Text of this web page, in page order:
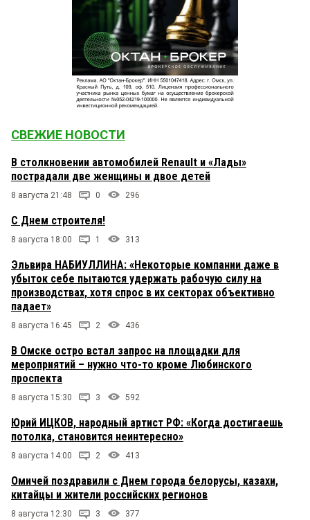
СВЕЖИЕ НОВОСТИ
В столкновении автомобилей Renault и «Лады»
пострадали две женщины и двое детей
8 августа 21:48 0 296
С Днем строителя!
8 августа 18:00 1 313
Эльвира НАБИУЛЛИНА: «Некоторые компании даже в
убыток себе пытаются удержать рабочую силу на
производствах, хотя спрос в их секторах объективно
падает»
8 августа 16:45 2 436
В Омске остро встал запрос на площадки для
мероприятий – нужно что-то кроме Любинского
проспекта
8 августа 15:30 3 592
Юрий ИЦКОВ, народный артист РФ: «Когда достигаешь
потолка, становится неинтересно»
8 августа 14:00 2 413
Омичей поздравили с Днем города белорусы, казахи,
китайцы и жители российских регионов
8 августа 12:30 3 377